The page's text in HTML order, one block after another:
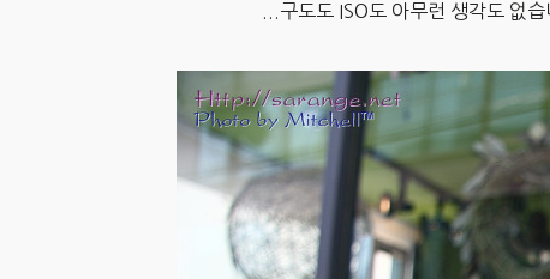
...구도도 ISO도 아무런 생각도 없